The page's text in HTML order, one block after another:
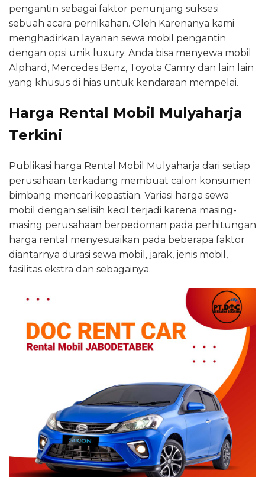
pengantin sebagai faktor penunjang suksesi
sebuah acara pernikahan. Oleh Karenanya kami
menghadirkan layanan sewa mobil pengantin
dengan opsi unik luxury. Anda bisa menyewa mobil
Alphard, Mercedes Benz, Toyota Camry dan lain lain
yang khusus di hias untuk kendaraan mempelai.
Harga Rental Mobil Mulyaharja
Terkini
Publikasi harga Rental Mobil Mulyaharja dari setiap
perusahaan terkadang membuat calon konsumen
bimbang mencari kepastian. Variasi harga sewa
mobil dengan selisih kecil terjadi karena masing-
masing perusahaan berpedoman pada perhitungan
harga rental menyesuaikan pada beberapa faktor
diantarnya durasi sewa mobil, jarak, jenis mobil,
fasilitas ekstra dan sebagainya.